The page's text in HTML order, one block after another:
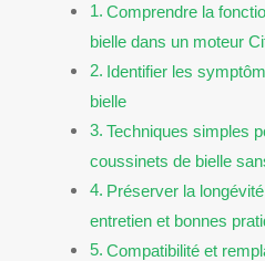
Comprendre la
bielle dans un moteur
Identifier les
bielle
Techniques simples
coussinets de bielle
Préserver la
entretien et bonnes
Compatibilité et